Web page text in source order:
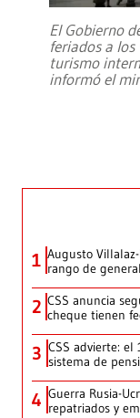
El Gobierno
feriados a
turismo
informó el
1 Augusto
rango de
2 CSS anuncia
cheque tienen
3 CSS advierte:
sistema de
4 Guerra Rusia-
repatriados y